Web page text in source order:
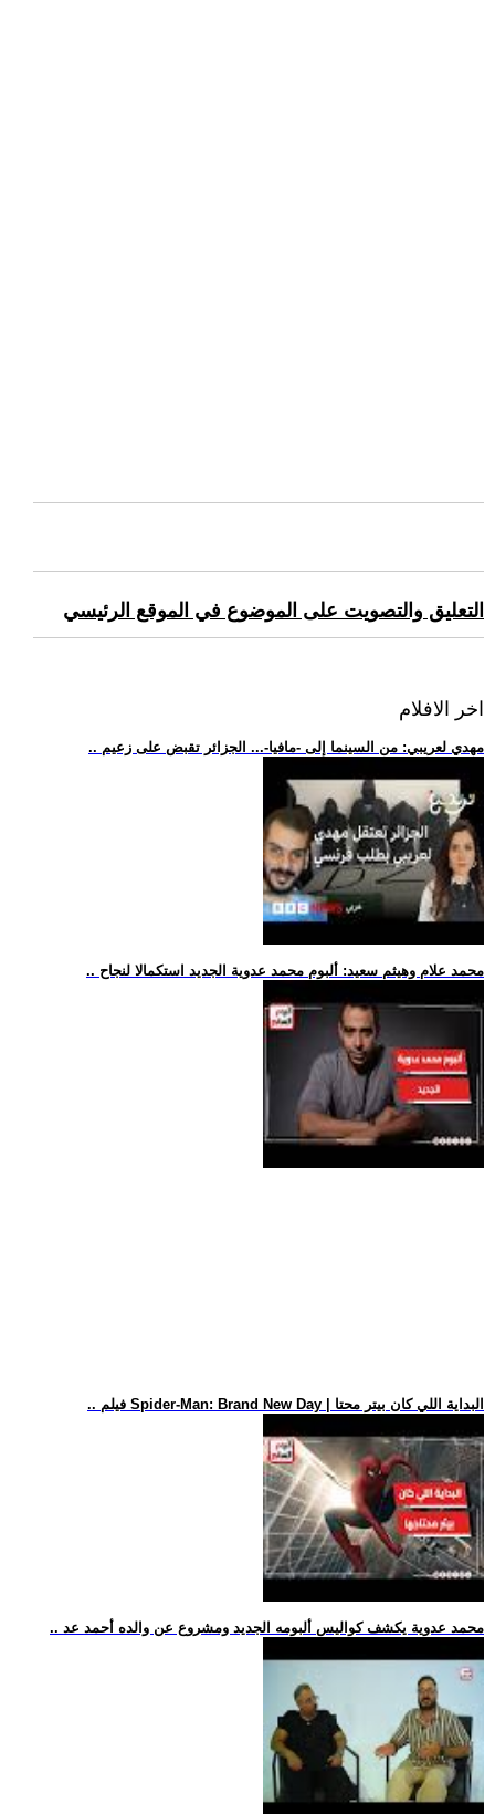
التعليق والتصويت على الموضوع في الموقع الرئيسي
اخر الافلام
.. مهدي لعريبي: من السينما إلى -مافيا-... الجزائر تقبض على زعيم
.. محمد علام وهيثم سعيد: ألبوم محمد عدوية الجديد استكمالا لنجاح
.. فيلم Spider-Man: Brand New Day | البداية اللي كان بيتر محتا
.. محمد عدوية يكشف كواليس ألبومه الجديد ومشروع عن والده أحمد عد